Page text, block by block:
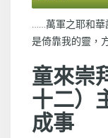
……萬軍之耶和華
是倚靠我的靈，
童來崇
十二）
成事